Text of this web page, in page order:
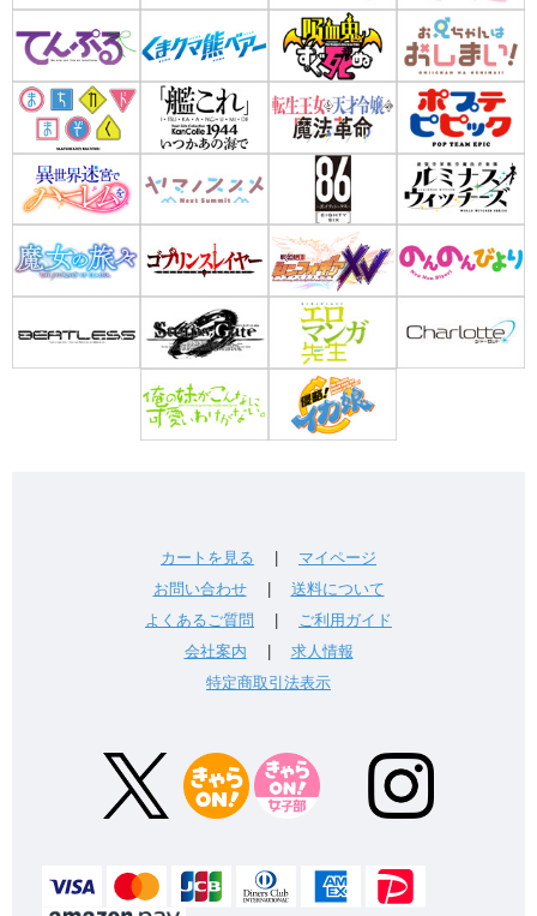
カートを見る
マイページ
お問い合わせ| 送料について
よくあるご質問
ご利用ガイド
会社案内
求人情報
特定商取引法表示